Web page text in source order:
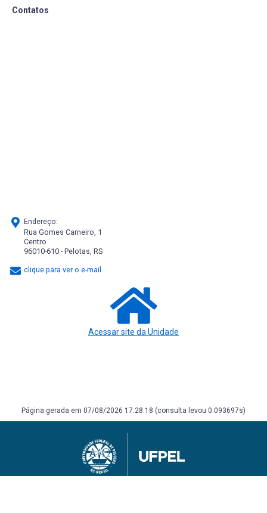
Contatos
Endereço:
Rua Gomes Carneiro, 1
Centro
96010-610 - Pelotas, RS
clique para ver o e-mail
Acessar site da Unidade
Página gerada em 07/08/2026 17:28:18 (consulta levou 0.093697s)